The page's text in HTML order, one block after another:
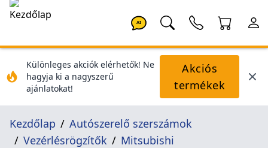
AI
Különleges akciók elérhetők! Ne
hagyja ki a nagyszerű
ajánlatokat!
Akciós
termékek
Kezdőlap
Autószerelő szerszámok
Vezérlésrögzítők
Mitsubishi